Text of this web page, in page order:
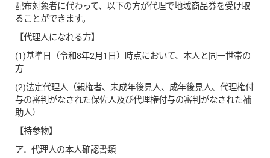
配布対象者に代わって、以下の方が代理で地域商品券を受け取
ることができます。
【代理人になれる方】
(1)基準日（令和8年2月1日）時点において、本人と同一世帯の
方
(2)法定代理人（親権者、未成年後見人、成年後見人、代理権付
与の審判がなされた保佐人及び代理権付与の審判がなされた補
助人）
【持参物】
ア．代理人の本人確認書類